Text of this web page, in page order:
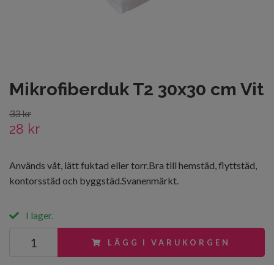
Mikrofiberduk T2 30x30 cm Vit
33 kr
28 kr
Används våt, lätt fuktad eller torr.Bra till hemstäd, flyttstäd,
kontorsstäd och byggstäd.Svanenmärkt.
I lager.
LÄGG I VARUKORGEN